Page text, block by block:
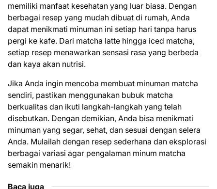
memiliki manfaat kesehatan yang luar biasa. Dengan
berbagai resep yang mudah dibuat di rumah, Anda
dapat menikmati minuman ini setiap hari tanpa harus
pergi ke kafe. Dari matcha latte hingga iced matcha,
setiap resep menawarkan sensasi rasa yang berbeda
dan kaya akan nutrisi.
Jika Anda ingin mencoba membuat minuman matcha
sendiri, pastikan menggunakan bubuk matcha
berkualitas dan ikuti langkah-langkah yang telah
disebutkan. Dengan demikian, Anda bisa menikmati
minuman yang segar, sehat, dan sesuai dengan selera
Anda. Mulailah dengan resep sederhana dan eksplorasi
berbagai variasi agar pengalaman minum matcha
semakin menarik!
Baca juga